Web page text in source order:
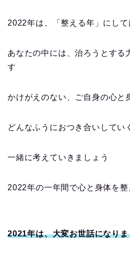
2022年は、「整える年」にして
あなたの中には、治ろうとする
す
かけがえのない、ご自身の心と
どんなふうにおつき合いしてい
一緒に考えていきましょう
2022年の一年間で心と身体を整
2021年は、大変お世話になりま